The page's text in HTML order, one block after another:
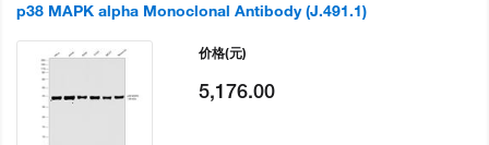
p38 MAPK alpha Monoclonal Antibody (J.491.1)
价格(元)
5,176.00